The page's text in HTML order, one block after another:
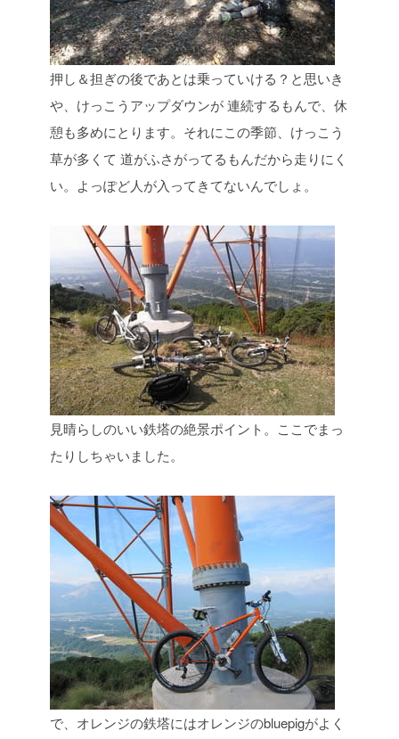
押し＆担ぎの後であとは乗っていける？と思いき
や、けっこうアップダウンが連続するもんで、休
憩も多めにとります。それにこの季節、けっこう
草が多くて 道がふさがってるもんだから走りにく
い。よっぽど人が入ってきてないんでしょ。
見晴らしのいい鉄塔の絶景ポイント。ここでまっ
たりしちゃいました。
で、オレンジの鉄塔にはオレンジのbluepigがよく